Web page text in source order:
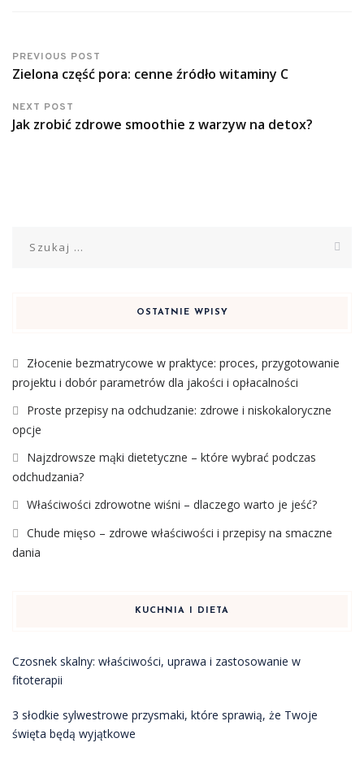
PREVIOUS POST
Zielona część pora: cenne źródło witaminy C
NEXT POST
Jak zrobić zdrowe smoothie z warzyw na detox?
OSTATNIE WPISY
Złocenie bezmatrycowe w praktyce: proces, przygotowanie
projektu i dobór parametrów dla jakości i opłacalności
Proste przepisy na odchudzanie: zdrowe i niskokaloryczne
opcje
Najzdrowsze mąki dietetyczne – które wybrać podczas
odchudzania?
Właściwości zdrowotne wiśni – dlaczego warto je jeść?
Chude mięso – zdrowe właściwości i przepisy na smaczne
dania
KUCHNIA I DIETA
Czosnek skalny: właściwości, uprawa i zastosowanie w
fitoterapii
3 słodkie sylwestrowe przysmaki, które sprawią, że Twoje
święta będą wyjątkowe